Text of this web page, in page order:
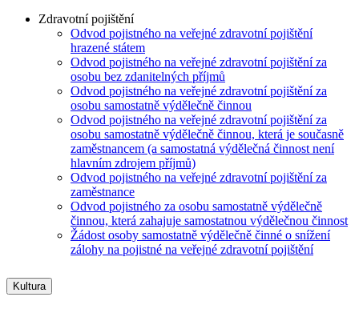
Zdravotní pojištění
Odvod pojistného na veřejné zdravotní pojištění
hrazené státem
Odvod pojistného na veřejné zdravotní pojištění za
osobu bez zdanitelných příjmů
Odvod pojistného na veřejné zdravotní pojištění za
osobu samostatně výdělečně činnou
Odvod pojistného na veřejné zdravotní pojištění za
osobu samostatně výdělečně činnou, která je současně
zaměstnancem (a samostatná výdělečná činnost není
hlavním zdrojem příjmů)
Odvod pojistného na veřejné zdravotní pojištění za
zaměstnance
Odvod pojistného za osobu samostatně výdělečně
činnou, která zahajuje samostatnou výdělečnou činnost
Žádost osoby samostatně výdělečně činné o snížení
zálohy na pojistné na veřejné zdravotní pojištění
Kultura